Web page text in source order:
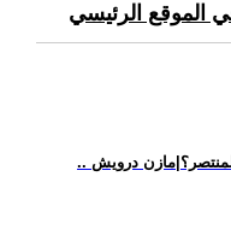
الموقع الرئيسي